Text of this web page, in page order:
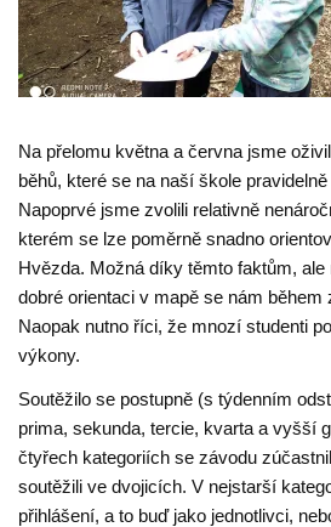
Na přelomu května a června jsme
běhů, které se na naší škole
Napoprvé jsme zvolili relativně
kterém se lze poměrně snadno
Hvězda. Možná díky těmto faktům, ale
dobré orientaci v mapě se nám během
Naopak nutno říci, že mnozí studenti
výkony.
Soutěžilo se postupně (s týdenním
prima, sekunda, tercie, kvarta a vyšší
čtyřech kategoriích se závodu
soutěžili ve dvojicích. V nejstarší
přihlášení, a to buď jako jednotlivci,